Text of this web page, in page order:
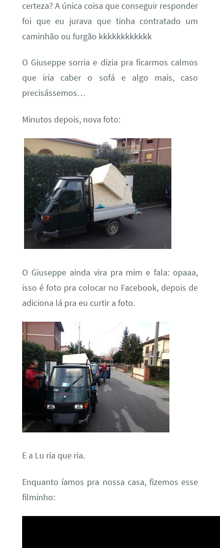
certeza? A única coisa que conseguir responder
foi que eu jurava que tinha contratado um
caminhão ou furgão kkkkkkkkkkkk
O Giuseppe sorria e dizia pra ficarmos calmos
que iria caber o sofá e algo mais, caso
precisássemos…
Minutos depois, nova foto:
O Giuseppe ainda vira pra mim e fala: opaaa,
isso é foto pra colocar no Facebook, depois de
adiciona lá pra eu curtir a foto.
E a Lu ria que ria.
Enquanto íamos pra nossa casa, fizemos esse
filminho: